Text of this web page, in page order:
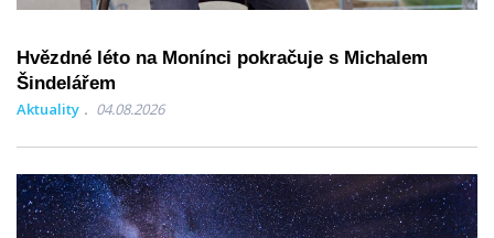
Hvězdné léto na Monínci pokračuje s Michalem
Šindelářem
Aktuality 04.08.2026